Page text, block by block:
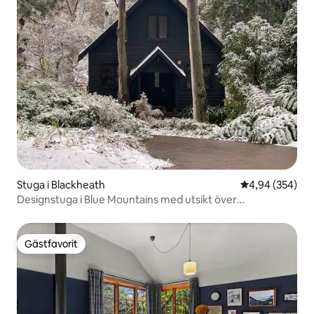
Stuga i Blackheath 4,94 av 5 i
4,94 (354)
Designstuga i Blue Mountains med utsikt över
Gästfavorit
Gästfavorit